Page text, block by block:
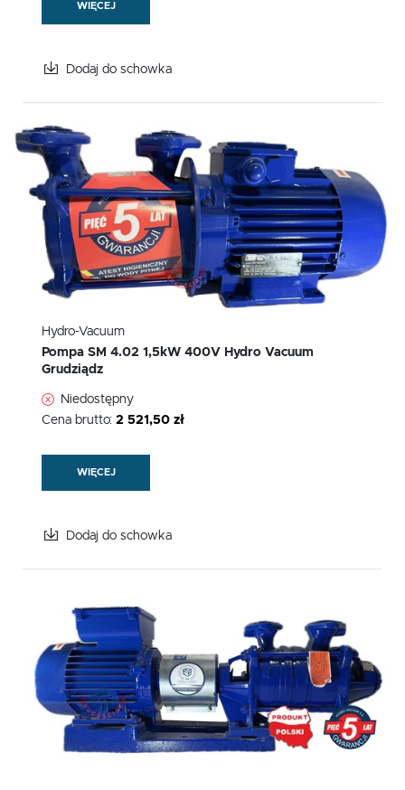
WIĘCEJ
Dodaj do schowka
Hydro-Vacuum
Pompa SM 4.02 1,5kW 400V Hydro Vacuum
Grudziądz
Niedostępny
Cena brutto: 2 521,50 zł
WIĘCEJ
Dodaj do schowka